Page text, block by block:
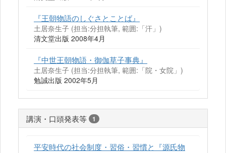
『王朝物語のしぐさとことば』
土居奈生子 (担当:分担執筆, 範囲:「汗」)
清文堂出版 2008年4月
『中世王朝物語・御伽草子事典』
土居奈生子 (担当:分担執筆, 範囲:「院・女院」)
勉誠出版 2002年5月
講演・口頭発表等 1
平安時代の社会制度・習俗・習慣と『源氏物